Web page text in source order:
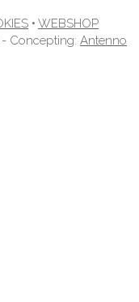
• WEBSHOP
- Concepting: Antenno